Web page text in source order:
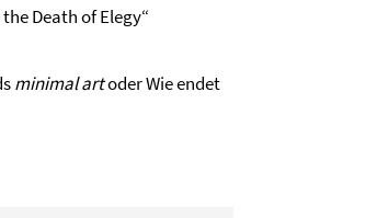
Death of Elegy“
minimal artoder Wie endet